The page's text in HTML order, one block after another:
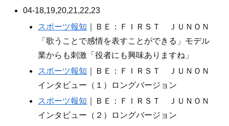
04-18,19,20,21,22,23
スポーツ報知 ｜ＢＥ：ＦＩＲＳＴ ＪＵＮＯＮ
「歌うことで感情を表すことができる」モデル
業からも刺激「役者にも興味ありますね」
スポーツ報知 ｜ＢＥ：ＦＩＲＳＴ ＪＵＮＯＮ
インタビュー（１）ロングバージョン
スポーツ報知 ｜ＢＥ：ＦＩＲＳＴ ＪＵＮＯＮ
インタビュー（２）ロングバージョン